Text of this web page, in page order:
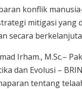
konflik
mitigasi yang
secara
Irham., M.Sc.–
dan Evolusi –
tentang